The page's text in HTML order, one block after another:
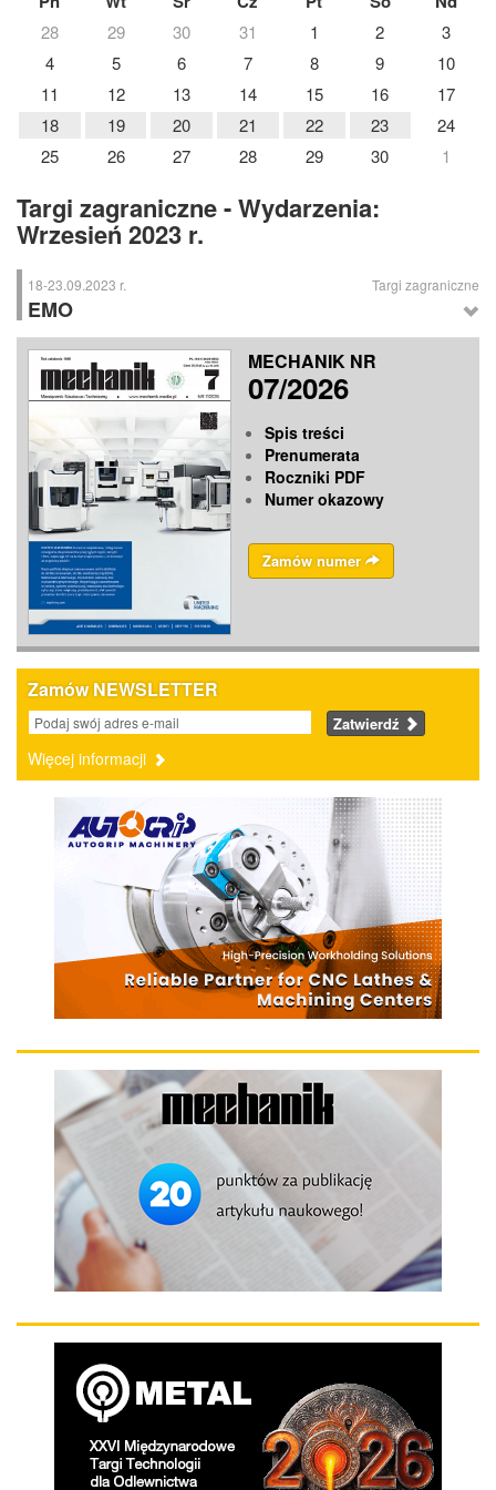
28 29 30 31 1 2
3
4
5 6 7 8 9
10
11
12 13 14 15 16
17
18
19 20 21 22 23
24
25
26 27 28 29 30 1
Targi zagraniczne - Wydarzenia:
Wrzesień 2023 r.
18-23.09.2023 r. Targi zagraniczne
EMO
EMO– Międzynarodowe Targi Obróbki Metali, Hanower (Niemcy)
MECHANIK NR
07/2026
Spis treści
Prenumerata
Roczniki PDF
Numer okazowy
Zamów numer
Zamów NEWSLETTER
Zatwierdź
Więcej informacji